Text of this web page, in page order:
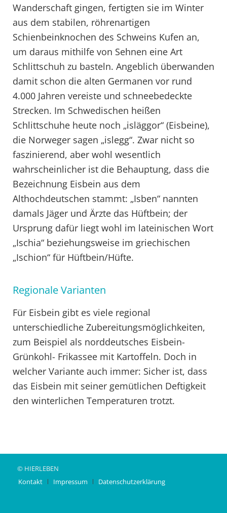
Wanderschaft gingen, fertigten sie im Winter
aus dem stabilen, röhrenartigen
Schienbeinknochen des Schweins Kufen an,
um daraus mithilfe von Sehnen eine Art
Schlittschuh zu basteln. Angeblich überwanden
damit schon die alten Germanen vor rund
4.000 Jahren vereiste und schneebedeckte
Strecken. Im Schwedischen heißen
Schlittschuhe heute noch „isläggor“ (Eisbeine),
die Norweger sagen „islegg“. Zwar nicht so
faszinierend, aber wohl wesentlich
wahrscheinlicher ist die Behauptung, dass die
Bezeichnung Eisbein aus dem
Althochdeutschen stammt: „Isben“ nannten
damals Jäger und Ärzte das Hüftbein; der
Ursprung dafür liegt wohl im lateinischen Wort
„Ischia“ beziehungsweise im griechischen
„Ischion“ für Hüftbein/Hüfte.
Regionale Varianten
Für Eisbein gibt es viele regional
unterschiedliche Zubereitungsmöglichkeiten,
zum Beispiel als norddeutsches Eisbein-
Grünkohl- Frikassee mit Kartoffeln. Doch in
welcher Variante auch immer: Sicher ist, dass
das Eisbein mit seiner gemütlichen Deftigkeit
den winterlichen Temperaturen trotzt.
© HIERLEBEN
Kontakt
Impressum Datenschutzerklärung